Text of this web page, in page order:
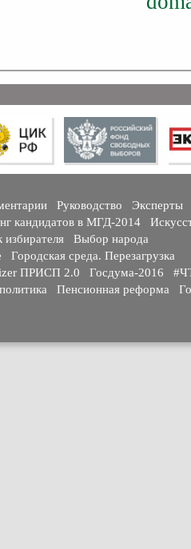
Руководство
Эксперты
кандидатов в МГД-2014
Выбор народа
Городская среда. Перезагрузка
ПРИСП 2.0 Госдума-2016
Пенсионная реформа